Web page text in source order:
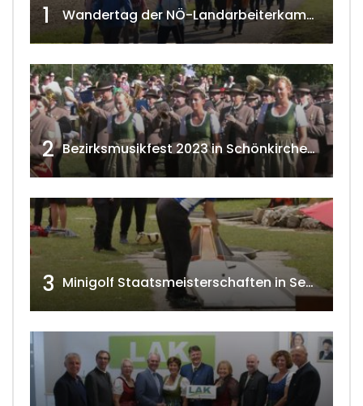
1 Wandertag der NÖ-Landarbeiterkammer in Hollabrunn 2024
2 Bezirksmusikfest 2023 in Schönkirchen-Reyersdorf
3 Minigolf Staatsmeisterschaften in Seefeld-Kadolz w4tv174